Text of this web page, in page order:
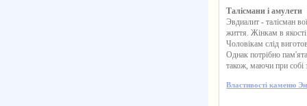
Талісмани і амулети
Эвдиалит - талісман
життя. Жінкам в
Чоловікам слід
Однак потрібно
також, маючи при собі
Властивості каменю